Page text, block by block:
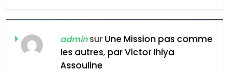
CE QUI NOUS MANQUE –
Jacques Hadida
JUDAISME
adminsur Une Mission pas comme
les autres, par Victor Ihiya
Assouline